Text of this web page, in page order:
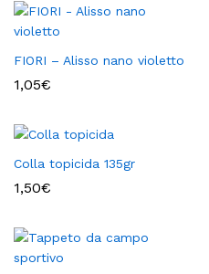
FIORI – Alisso nano violetto
1,05€
Colla topicida 135gr
1,50€